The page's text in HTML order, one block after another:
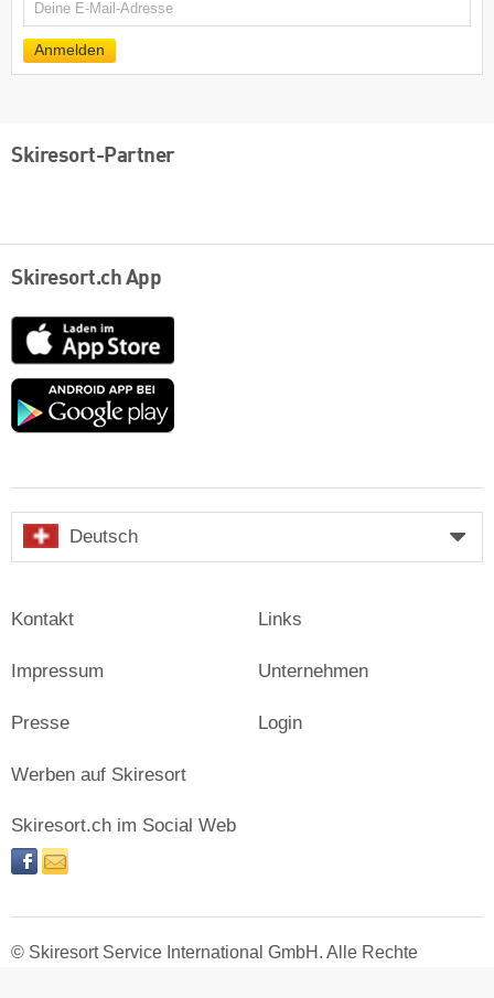
E-
Anmelden
Skiresort-Partner
Skiresort.ch App
App
Store
Google
Deutsch
Kontakt
Impressum
Presse
Links
Unternehmen
Login
Werben auf Skiresort
Skiresort.ch im Social Web
facebooknewsletter
© Skiresort Service International GmbH. Alle Rechte